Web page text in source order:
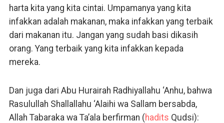
harta kita yang kita cintai. Umpamanya yang kita
infakkan adalah makanan, maka infakkan yang terbaik
dari makanan itu. Jangan yang sudah basi dikasih
orang. Yang terbaik yang kita infakkan kepada
mereka.
Dan juga dari Abu Hurairah Radhiyallahu ‘Anhu, bahwa
Rasulullah Shallallahu ‘Alaihi wa Sallam bersabda,
Allah Tabaraka wa Ta’ala berfirman (hadits Qudsi):